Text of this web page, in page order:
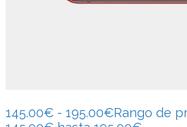
145.00€ - 195.00€Rango de